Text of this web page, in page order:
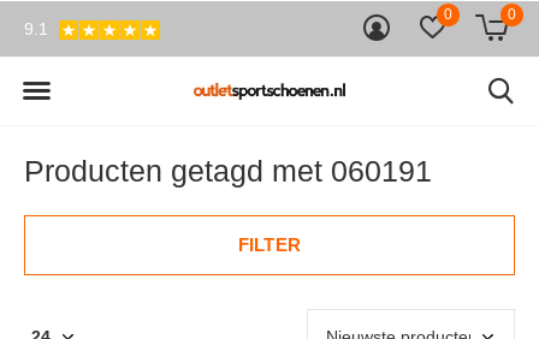
0 0
9.1
Producten getagd met 060191
FILTER